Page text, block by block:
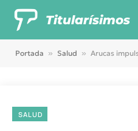
Titularísimos
Portada » Salud » Arucas impulsa la conciencia
SALUD